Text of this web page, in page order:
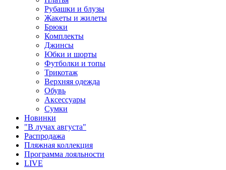
Рубашки и блузы
Жакеты и жилеты
Брюки
Комплекты
Джинсы
Юбки и шорты
Футболки и топы
Трикотаж
Верхняя одежда
Обувь
Аксессуары
Сумки
Новинки
"В лучах августа"
Распродажа
Пляжная коллекция
Программа лояльности
LIVE